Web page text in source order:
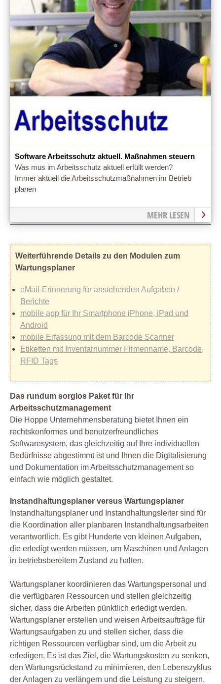
Software Arbeitsschutz aktuell. Maßnahmen steuern
Was mus im Arbeitsschutz aktuell erfüllt werden?
Immer aktuell die Arbeitsschutzmaßnahmen im Betrieb
planen
MEHR LESEN
Weiterführende Details zu den Modulen zum
Wartungsplaner
eMail-Erinnerung für anstehenden Aufgaben /
Berichte
mobile app für Ihr Smartphone iPhone, iPad und
Android
mobile Erfassung mit dem Barcode Scanner
Etiketten mit Inventarnummer Firmenname, Barcode,
RFID Tags
Das rundum sorglos Paket für Ihr
Arbeitsschutzmanagement
Die Hoppe Unternehmensberatung bietet Ihnen ein
rechtskonformes und benutzerfreundliches
Softwaresystem, das gleichzeitig auf Ihre individuellen
Bedürfnisse abgestimmt ist und Ihnen die Digitalisierung
und Dokumentation im Arbeitsschutzmanagement so
einfach wie möglich gestaltet.
Instandhaltungsplaner versus Wartungsplaner
Instandhaltungsplaner und Instandhaltungsleiter sind für
die Koordination aller planbaren Instandhaltungsarbeiten
verantwortlich. Es gibt Hunderte von kleinen Aufgaben,
die erledigt werden müssen, um Maschinen und Anlagen
in betriebsbereitem Zustand zu halten.
Wartungsplaner koordinieren das Wartungspersonal und
die verfügbaren Ressourcen und stellen gleichzeitig
sicher, dass die Arbeiten pünktlich erledigt werden.
Wartungsplaner erstellen und weisen Arbeitsaufträge für
Wartungsaufgaben zu und stellen sicher, dass die
richtigen Ressourcen verfügbar sind, um die Arbeit zu
erledigen. Es ist das Ziel, die Wartungskosten zu senken,
den Wartungsrückstand zu minimieren, den Lebenszyklus
der Anlagen zu verlängern und die Leistung zu steigern.